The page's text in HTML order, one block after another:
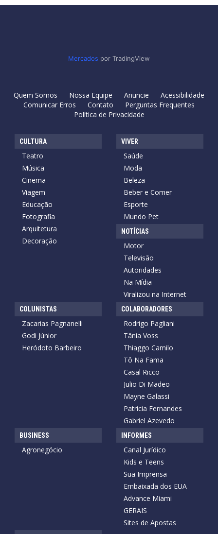
Mercados por TradingView
Quem Somos Nossa Equipe Anuncie
Acessibilidade
Comunicar Erros
Contato
Perguntas Frequentes
Política de Privacidade
CULTURA
Teatro
Música
Cinema
Viagem
Educação
Fotografia
Arquitetura
Decoração
VIVER
Saúde
Moda
Beleza
Beber e Comer
Esporte
Mundo Pet
NOTÍCIAS
Motor
Televisão
Autoridades
Na Mídia
Viralizou na Internet
COLUNISTAS
Zacarias Pagnanelli
Godi Júnior
Heródoto Barbeiro
COLABORADORES
Rodrigo Pagliani
Tânia Voss
Thiaggo Camilo
Tô Na Fama
Casal Ricco
Julio Di Madeo
Mayne Galassi
Patrícia Fernandes
Gabriel Azevedo
BUSINESS
Agronegócio
INFORMES
Canal Jurídico
Kids e Teens
Sua Imprensa
Embaixada dos EUA
Advance Miami
GERAIS
Sites de Apostas